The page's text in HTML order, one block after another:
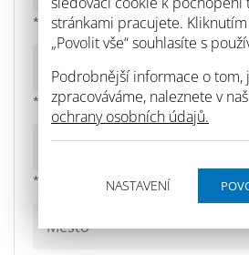
stránkami pracujete.
„Povolit vše“ souhlasíte s
Podrobnější informace o tom,
zpracováváme, naleznete v
ochrany osobních údajů.
NASTAVENÍ
* povinné pole
* povinné pole
* povinné pole